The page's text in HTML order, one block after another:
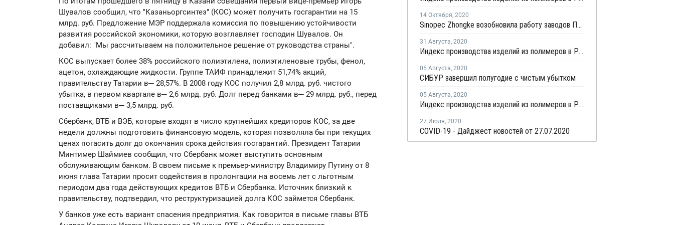
Шувалов сообщил, что "Казаньоргсинтез" (КОС) может получить госгарантии на 15
млрд. руб. Предложение МЭР поддержала комиссия по повышению устойчивости
развития российской экономики, которую возглавляет господин Шувалов. Он
добавил: "Мы рассчитываем на положительное решение от руководства страны".
КОС выпускает более 38% российского полиэтилена, полиэтиленовые трубы, фенол,
ацетон, охлаждающие жидкости. Группе ТАИФ принадлежит 51,74% акций,
правительству Татарии в─ 28,57%. В 2008 году КОС получил 2,8 млрд. руб. чистого
убытка, в первом квартале в─ 2,6 млрд. руб. Долг перед банками в─ 29 млрд. руб., перед
поставщиками в─ 3,5 млрд. руб.
Сбербанк, ВТБ и ВЭБ, которые входят в число крупнейших кредиторов КОС, за две
недели должны подготовить финансовую модель, которая позволяла бы при текущих
ценах погасить долг до окончания срока действия госгарантий. Президент Татарии
Минтимер Шаймиев сообщил, что Сбербанк может выступить основным
обслуживающим банком. В своем письме к премьер-министру Владимиру Путину от 8
июня глава Татарии просит содействия в пролонгации на восемь лет с льготным
периодом два года действующих кредитов ВТБ и Сбербанка. Источник близкий к
правительству, подтвердил, что реструктуризацией долга КОС займется Сбербанк.
У банков уже есть вариант спасения предприятия. Как говорится в письме главы ВТБ
14 Октября, 2020
Sinopec Zhongke возобновила работу заводов ПЭ и ПП в провинции Гуандун после взрыва
31 Августа, 2020
Индекс производства изделий из полимеров в России вырос в январе - июле на 1,6%
05 Августа, 2020
СИБУР завершил полугодие с чистым убытком
05 Августа, 2020
Индекс производства изделий из полимеров в России вырос на 1,3% в первом полугодии
27 Июля, 2020
COVID-19 - Дайджест новостей от 27.07.2020